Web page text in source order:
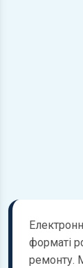
форматі
ремонту.